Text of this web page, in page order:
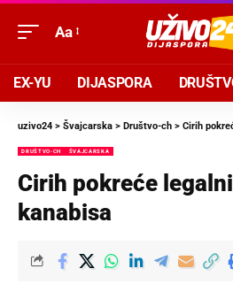
Aa
EX-YU DIJASPORA
uzivo24 > Švajcarska > Društvo-ch > Cirih
DRUŠTVO-CH ŠVAJCARSKA
Cirih pokreće
kanabisa